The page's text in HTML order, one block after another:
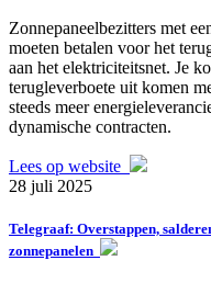
Zonnepaneelbezitters met
moeten betalen voor het
aan het elektriciteitsnet. Je
terugleverboete uit komen
steeds meer
dynamische contracten.
Lees op website
28 juli 2025
Telegraaf: Overstappen,
zonnepanelen